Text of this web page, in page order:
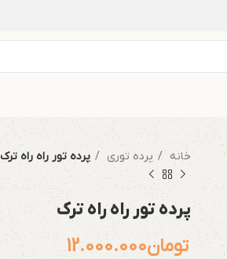
خانه پرده توری پرده تور راه راه ترک
پرده تور راه راه ترک
تومان12.000.000